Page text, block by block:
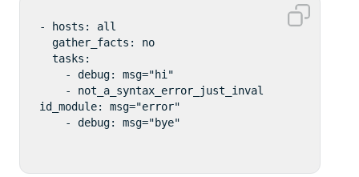
- hosts: all
id_module: msg="error"